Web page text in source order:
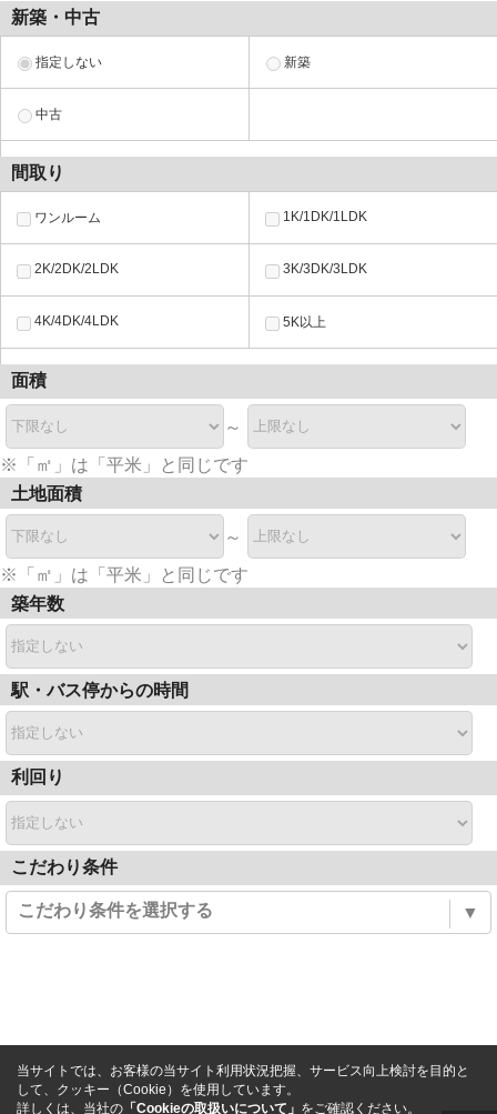
新築・中古
指定しない 新築
中古
間取り
ワンルーム 1K/1DK/1LDK
2K/2DK/2LDK 3K/3DK/3LDK
4K/4DK/4LDK 5K以上
面積
～
※「㎡」は「平米」と同じです
土地面積
～
※「㎡」は「平米」と同じです
築年数
駅・バス停からの時間
利回り
こだわり条件
こだわり条件を選択する ▼
当サイトでは、お客様の当サイト利用状況把握、サービス向上検討を目的と
して、クッキー（Cookie）を使用しています。
詳しくは、当社の 「Cookieの取扱いについて」 をご確認ください。